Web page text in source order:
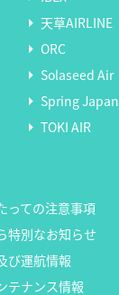
天草AIRLINE
ORC
Solaseed Air
Spring Japan
TOKI AIR
っての注意事項
特別なお知らせ
び運航情報
テナンス情報